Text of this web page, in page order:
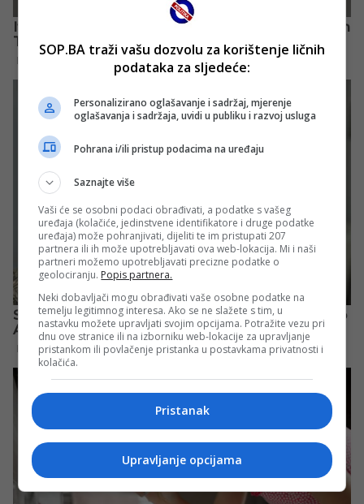
SOP.BA traži vašu dozvolu za korištenje ličnih
podataka za sljedeće:
Personalizirano oglašavanje i sadržaj, mjerenje
oglašavanja i sadržaja, uvidi u publiku i razvoj usluga
Pohrana i/ili pristup podacima na uređaju
Saznajte više
Vaši će se osobni podaci obrađivati, a podatke s vašeg
uređaja (kolačiće, jedinstvene identifikatore i druge podatke
uređaja) može pohranjivati, dijeliti te im pristupati 207
partnera ili ih može upotrebljavati ova web-lokacija. Mi i naši
partneri možemo upotrebljavati precizne podatke o
geolociranju. Popis partnera.
Neki dobavljači mogu obrađivati vaše osobne podatke na
temelju legitimnog interesa. Ako se ne slažete s tim, u
nastavku možete upravljati svojim opcijama. Potražite vezu pri
dnu ove stranice ili na izborniku web-lokacije za upravljanje
pristankom ili povlačenje pristanka u postavkama privatnosti i
kolačića.
Pristanak
Upravljanje opcijama